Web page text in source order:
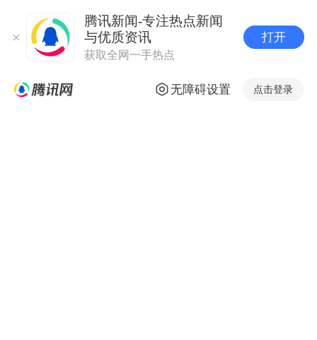
腾讯新闻-专注热点新闻
与优质资讯
获取全网一手热点
打开
无障碍设置 点击登录